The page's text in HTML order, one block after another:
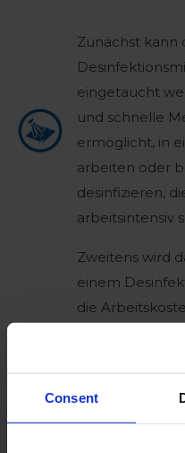
Consent
Zunächst kann
eingetaucht
und schnelle
ermöglicht, in
arbeiten oder
desinfizieren,
arbeitsintensiv
Zweitens wird
einem
die
dass alle
werden.
autorisiertem